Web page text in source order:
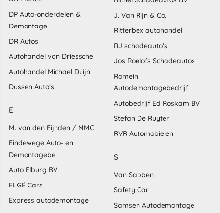
DP Auto-onderdelen &
Demontage
DR Autos
Autohandel van Driessche
Autohandel Michael Duijn
Dussen Auto's
E
M. van den Eijnden / MMC
Eindewege Auto- en
Demontagebe
Auto Elburg BV
ELGÉ Cars
Express autodemontage
J. Van Rijn & Co.
Ritterbex autohandel
RJ schadeauto's
Jos Roelofs Schadeautos
Romein
Autodemontagebedrijf
Autobedrijf Ed Roskam BV
Stefan De Ruyter
RVR Automobielen
S
Van Sabben
Safety Car
Samsen Autodemontage